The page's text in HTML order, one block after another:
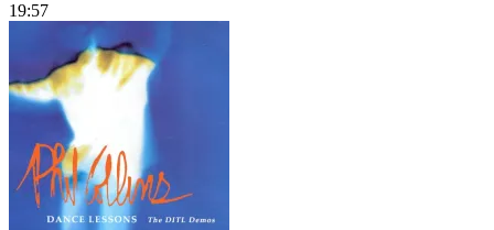
19:57